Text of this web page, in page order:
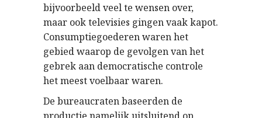
bijvoorbeeld veel te wensen over,
maar ook televisies gingen vaak kapot.
Consumptiegoederen waren het
gebied waarop de gevolgen van het
gebrek aan democratische controle
het meest voelbaar waren.
De bureaucraten baseerden de